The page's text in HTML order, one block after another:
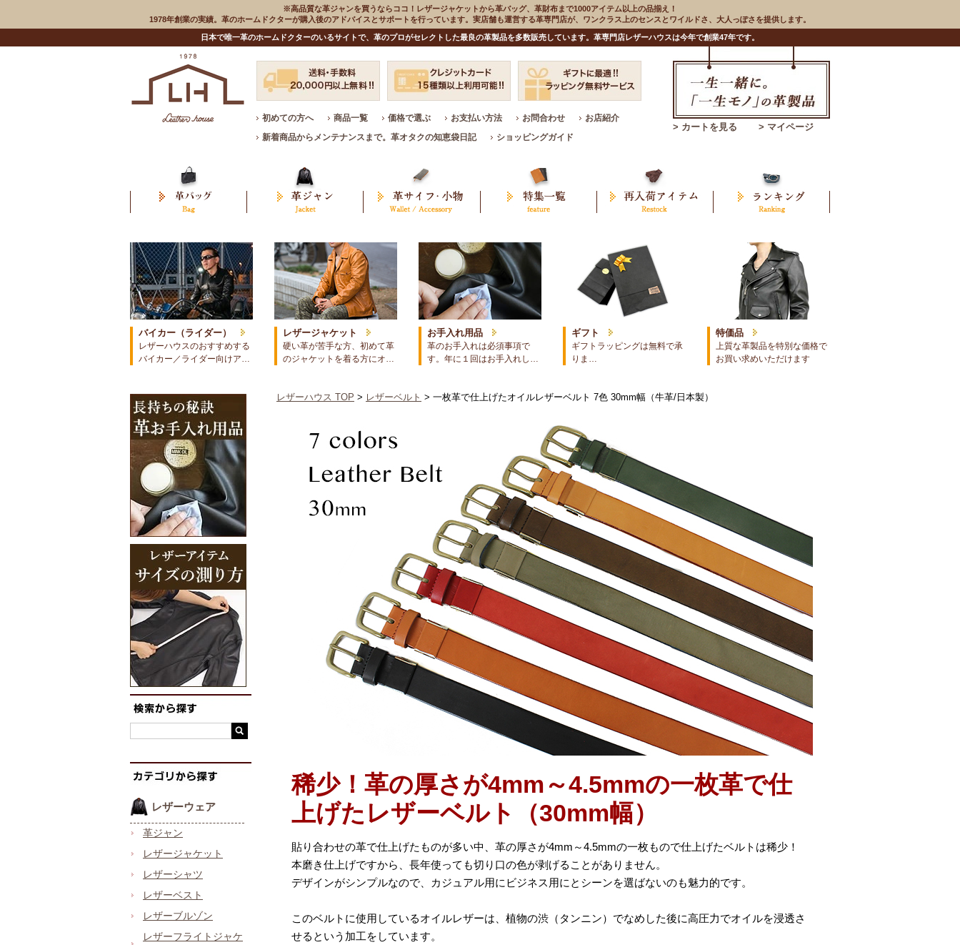
※高品質な革ジャンを買うならココ！レザージャケットから革バッグ、革財布まで1000アイテム以上の品揃え！
1978年創業の実績。革のホームドクターが購入後のアドバイスとサポートを行っています。実店舗も運営する革専門店が、ワンクラス上のセンスとワイルドさ、大人っぽさを提供します。
日本で唯一革のホームドクターのいるサイトで、革のプロがセレクトした最良の革製品を多数販売しています。革専門店レザーハウスは今年で創業47年です。
初めての方へ 商品一覧 価格で選ぶ お支払い方法 お問合わせ
お店紹介
新着商品からメンテナンスまで。革オタクの知恵袋日記
ショッピングガイド
> カートを見る > マイページ
バイカー（ライダー）
レザーハウスのおすすめする
バイカー／ライダー向けア…
レザージャケット
硬い革が苦手な方、初めて革
のジャケットを着る方にオ…
お手入れ用品
革のお手入れは必須事項で
す。年に１回はお手入れし…
ギフト
ギフトラッピングは無料で承
りま…
特価品
上質な革製品を特別な価格で
お買い求めいただけます
レザーウェア
革ジャン
レザージャケット
レザーシャツ
レザーベスト
レザーブルゾン
レザーフライトジャケ
レザーハウス TOP > レザーベルト > 一枚革で仕上げたオイルレザーベルト 7色 30mm幅（牛革/日本製）
稀少！革の厚さが4mm～4.5mmの一枚革で仕
上げたレザーベルト（30mm幅）
貼り合わせの革で仕上げたものが多い中、革の厚さが4mm～4.5mmの一枚もので仕上げたベルトは稀少！
本磨き仕上げですから、長年使っても切り口の色が剥げることがありません。
デザインがシンプルなので、カジュアル用にビジネス用にとシーンを選ばないのも魅力的です。
このベルトに使用しているオイルレザーは、植物の渋（タンニン）でなめした後に高圧力でオイルを浸透さ
せるという加工をしています。